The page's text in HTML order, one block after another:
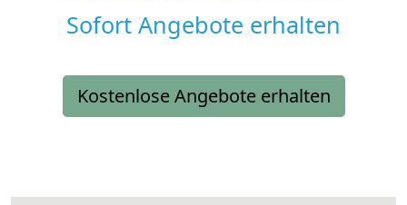
Sofort Angebote erhalten
Kostenlose Angebote erhalten